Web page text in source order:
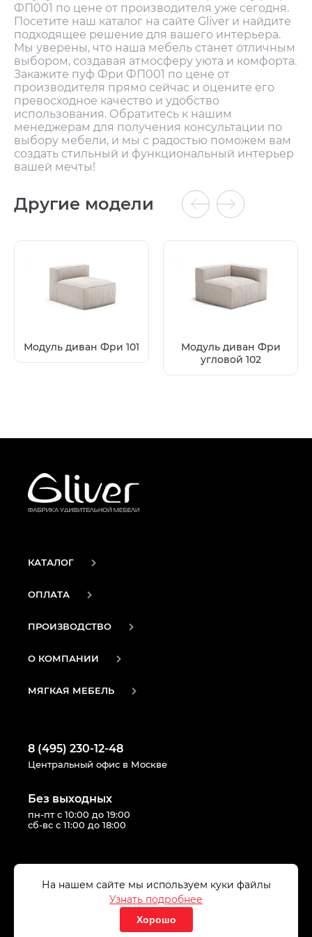
ФП001 по цене от производителя уже сегодня.
Посетите наш каталог на сайте Gliver и найдите
подходящее решение для вашего интерьера.
Мы уверены, что наша мебель станет отличным
выбором, создавая атмосферу уюта и комфорта.
Закажите пуф Фри ФП001 по цене от
производителя прямо сейчас и оцените его
превосходное качество и удобство
использования. Обратитесь к нашим
менеджерам для получения консультации по
выбору мебели, и мы с радостью поможем вам
создать стильный и функциональный интерьер
вашей мечты!
Другие модели
Модуль диван Фри 101
Модуль диван Фри
угловой 102
КАТАЛОГ
ОПЛАТА
ПРОИЗВОДСТВО
О КОМПАНИИ
МЯГКАЯ МЕБЕЛЬ
8 (495) 230-12-48
Центральный офис в Москве
Без выходных
пн-пт с 10:00 до 19:00
сб-вс с 11:00 до 18:00
На нашем сайте мы используем куки файлы
Узнать подробнее
Хорошо